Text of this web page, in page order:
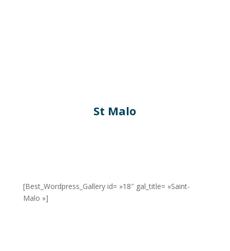
St Malo
[Best_Wordpress_Gallery id= »18″ gal_title= »Saint-
Malo »]